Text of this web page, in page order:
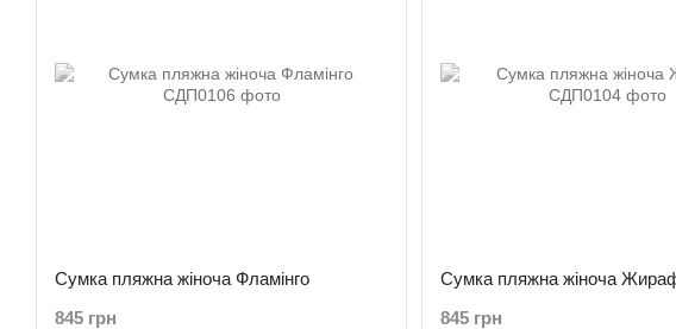
Сумка пляжна жіноча Фламінго
845 грн
Сумка пляжна жіноча
845 грн